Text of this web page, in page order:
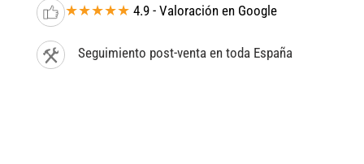
★★★★★ 4.9 - Valoración en Google
Seguimiento post-venta en toda España